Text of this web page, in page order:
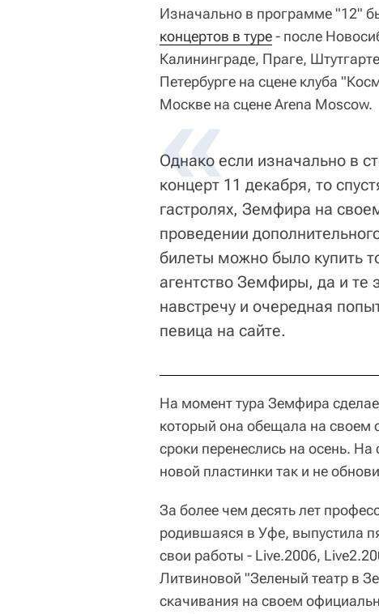
Изначально в программе "12"
концертов в туре- после
Калининграде, Праге,
Петербурге на сцене клуба
Москве на сцене Arena Moscow.
Однако если изначально в
концерт 11 декабря, то
гастролях, Земфира на
проведении
билеты можно было купить
агентство Земфиры, да и те
навстречу и очередная
певица на сайте.
На момент тура Земфира
который она обещала на своем
сроки перенеслись на осень.
новой пластинки так и не
За более чем десять лет
родившаяся в Уфе, выпустила
свои работы - Live.2006,
Литвиновой "Зеленый театр в
скачивания на своем